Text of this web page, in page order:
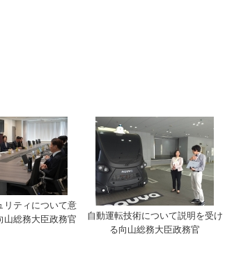
リティについて意
山総務大臣政務官
自動運転技術について説明を受け
る向山総務大臣政務官